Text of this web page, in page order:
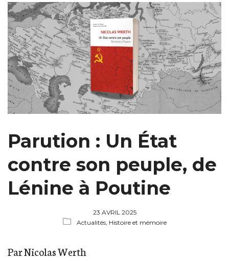
Parution : Un État
contre son peuple, de
Lénine à Poutine
23 AVRIL 2025
Actualités, Histoire et mémoire
Par Nicolas Werth